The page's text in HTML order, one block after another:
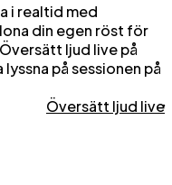
i realtid med
din egen röst för
ljud live på
på sessionen på
Översätt ljud live